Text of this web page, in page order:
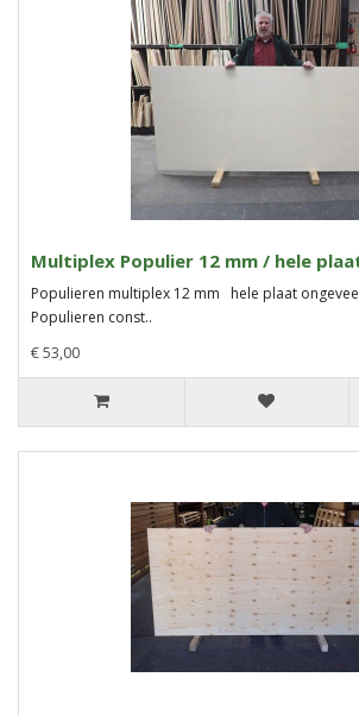
Multiplex Populier 12 mm / hele
Populieren multiplex 12 mm hele plaat
Populieren const..
€ 53,00